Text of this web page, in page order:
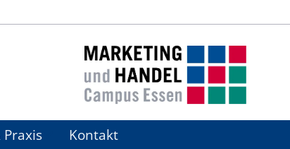
Kontakt